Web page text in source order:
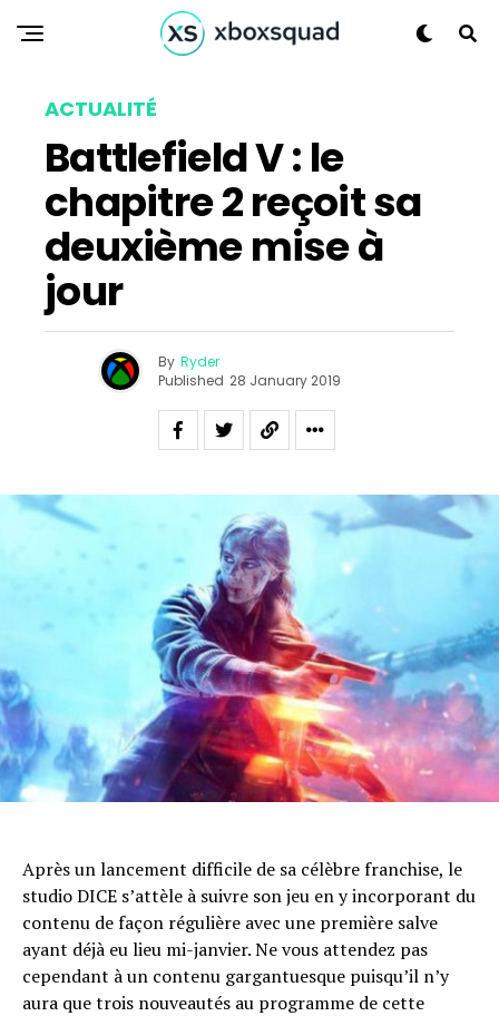
ACTUALITÉ
Battlefield V : le
chapitre 2 reçoit sa
deuxième mise à
jour
By Ryder
Published 28 January 2019
Après un lancement difficile de sa célèbre franchise, le
studio DICE s’attèle à suivre son jeu en y incorporant du
contenu de façon régulière avec une première salve
ayant déjà eu lieu mi-janvier. Ne vous attendez pas
cependant à un contenu gargantuesque puisqu’il n’y
aura que trois nouveautés au programme de cette
Pinterest
Whatsapp